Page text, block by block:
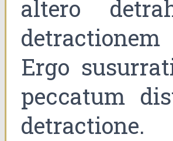
altero
Ergo
peccatum
detractione.